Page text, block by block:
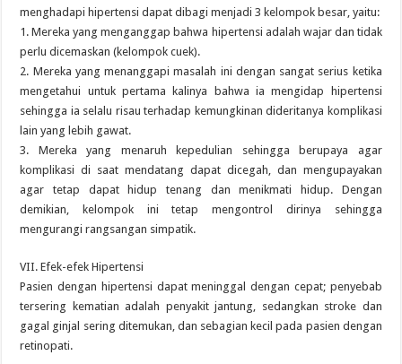
menghadapi hipertensi dapat dibagi menjadi 3 kelompok besar, yaitu:
1. Mereka yang menganggap bahwa hipertensi adalah wajar dan tidak
perlu dicemaskan (kelompok cuek).
2. Mereka yang menanggapi masalah ini dengan sangat serius ketika
mengetahui untuk pertama kalinya bahwa ia mengidap hipertensi
sehingga ia selalu risau terhadap kemungkinan dideritanya komplikasi
lain yang lebih gawat.
3. Mereka yang menaruh kepedulian sehingga berupaya agar
komplikasi di saat mendatang dapat dicegah, dan mengupayakan
agar tetap dapat hidup tenang dan menikmati hidup. Dengan
demikian, kelompok ini tetap mengontrol dirinya sehingga
mengurangi rangsangan simpatik.
VII. Efek-efek Hipertensi
Pasien dengan hipertensi dapat meninggal dengan cepat; penyebab
tersering kematian adalah penyakit jantung, sedangkan stroke dan
gagal ginjal sering ditemukan, dan sebagian kecil pada pasien dengan
retinopati.